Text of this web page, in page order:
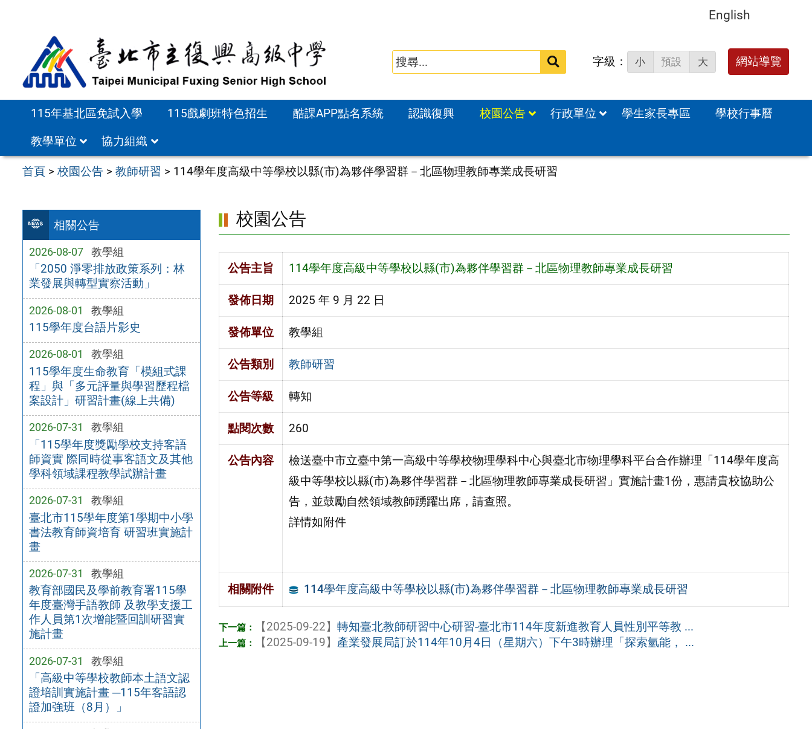
English
搜
字級： 小 預設 大 網站導覽
115年基北區免試入學 115戲劇班特色招生 酷課APP點名系統 認識復興 校園公告 行政單位 學生家長專區
學校行事曆
教學單位
協力組織
首頁 >校園公告 >教師研習 > 114學年度高級中等學校以縣(市)為夥伴學習群－北區物理教師專業成長研習
相關公告
2026-08-07 教學組
「2050 淨零排放政策系列：林
業發展與轉型實察活動」
2026-08-01 教學組
115學年度台語片影史
2026-08-01 教學組
115學年度生命教育「模組式課
程」與「多元評量與學習歷程檔
案設計」研習計畫(線上共備)
2026-07-31 教學組
「115學年度獎勵學校支持客語
師資實 際同時從事客語文及其他
學科領域課程教學試辦計畫
2026-07-31 教學組
臺北市115學年度第1學期中小學
書法教育師資培育 研習班實施計
畫
2026-07-31 教學組
教育部國民及學前教育署115學
年度臺灣手語教師 及教學支援工
作人員第1次增能暨回訓研習實
施計畫
2026-07-31 教學組
「高級中等學校教師本土語文認
證培訓實施計畫 ─115年客語認
證加強班（8月）」
校園公告
公告主旨 114學年度高級中等學校以縣(市)為夥伴學習群－北區物理教師專業成長研習
發佈日期 2025 年 9 月 22 日
發佈單位 教學組
公告類別 教師研習
公告等級 轉知
點閱次數 260
公告內容
檢送臺中市立臺中第一高級中等學校物理學科中心與臺北市物理學科平台合作辦理「114學年度高
級中等學校以縣(市)為夥伴學習群－北區物理教師專業成長研習」實施計畫1份，惠請貴校協助公
告，並鼓勵自然領域教師踴躍出席，請查照。
詳情如附件
相關附件 114學年度高級中等學校以縣(市)為夥伴學習群－北區物理教師專業成長研習
【2025-09-22】轉知臺北教師研習中心研習-臺北市114年度新進教育人員性別平等教 ...
【2025-09-19】 產業發展局訂於114年10月4日（星期六）下午3時辦理「探索氫能， ...